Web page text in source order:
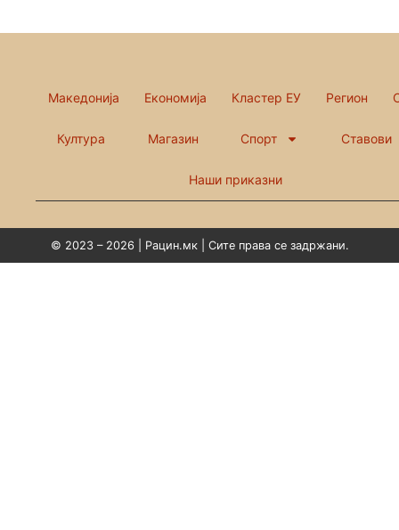
Македонија Економија Кластер ЕУ Регион
Култура Магазин Спорт Ставови
Наши приказни
© 2023 – 2026 | Рацин.мк | Сите права се задржани.